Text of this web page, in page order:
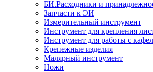
БИ.Расходники и
Запчасти к ЭИ
Измерительный инструмент
Инструмент для крепления
Инструмент для работы с
Крепежные изделия
Малярный инструмент
Ножи